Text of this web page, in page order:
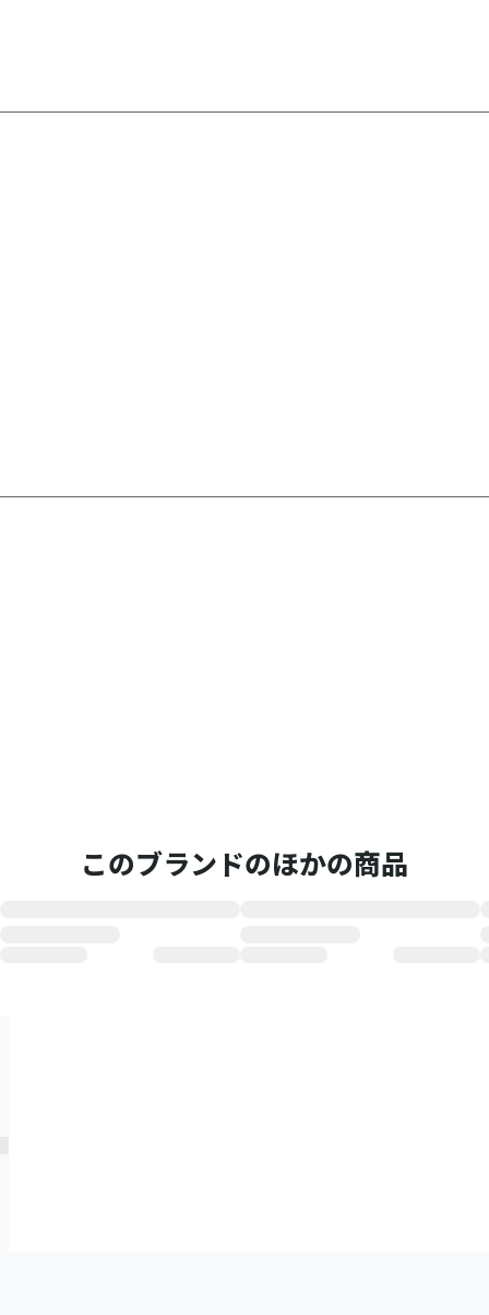
このブランドのほかの商品